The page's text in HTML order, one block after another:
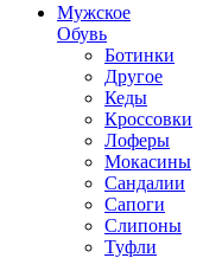
Мужское
Обувь
Ботинки
Другое
Кеды
Кроссовки
Лоферы
Мокасины
Сандалии
Сапоги
Слипоны
Туфли